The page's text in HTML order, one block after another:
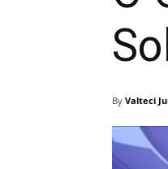
By Valteci